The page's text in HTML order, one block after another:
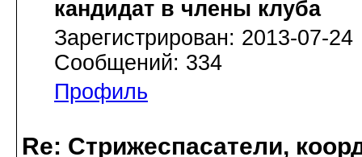
кандидат в члены клуба
Зарегистрирован: 2013-07-24
Сообщений: 334
Профиль
Re: Стрижеспасатели,